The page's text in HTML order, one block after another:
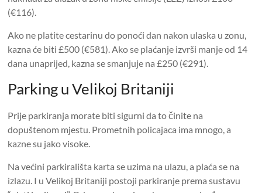
(€116).
Ako ne platite cestarinu do ponoći dan nakon ulaska u zonu,
kazna će biti £500 (€581). Ako se plaćanje izvrši manje od 14
dana unaprijed, kazna se smanjuje na £250 (€291).
Parking u Velikoj Britaniji
Prije parkiranja morate biti sigurni da to činite na
dopuštenom mjestu. Prometnih policajaca ima mnogo, a
kazne su jako visoke.
Na većini parkirališta karta se uzima na ulazu, a plaća se na
izlazu. I u Velikoj Britaniji postoji parkiranje prema sustavu